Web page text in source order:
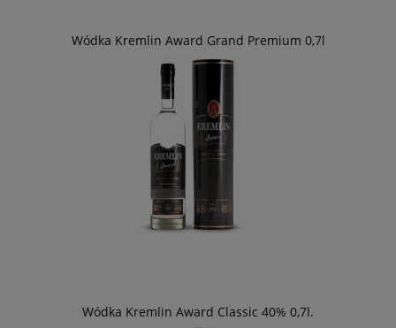
Wódka Kremlin Award Grand Premium 0,7l
Wódka Kremlin Award Classic 40% 0,7l.